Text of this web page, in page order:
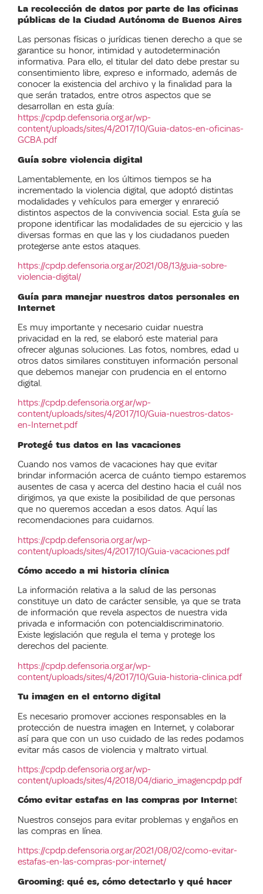
La recolección de datos por parte de las oficinas
públicas de la Ciudad Autónoma de Buenos Aires
Las personas físicas o jurídicas tienen derecho a que se
garantice su honor, intimidad y autodeterminación
informativa. Para ello, el titular del dato debe prestar su
consentimiento libre, expreso e informado, además de
conocer la existencia del archivo y la finalidad para la
que serán tratados, entre otros aspectos que se
desarrollan en esta guía:
https://cpdp.defensoria.org.ar/wp-
content/uploads/sites/4/2017/10/Guia-datos-en-oficinas-
GCBA.pdf
Guía sobre violencia digital
Lamentablemente, en los últimos tiempos se ha
incrementado la violencia digital, que adoptó distintas
modalidades y vehículos para emerger y enrareció
distintos aspectos de la convivencia social. Esta guía se
propone identificar las modalidades de su ejercicio y las
diversas formas en que las y los ciudadanos pueden
protegerse ante estos ataques.
https://cpdp.defensoria.org.ar/2021/08/13/guia-sobre-
violencia-digital/
Guía para manejar nuestros datos personales en
Internet
Es muy importante y necesario cuidar nuestra
privacidad en la red, se elaboró este material para
ofrecer algunas soluciones. Las fotos, nombres, edad u
otros datos similares constituyen información personal
que debemos manejar con prudencia en el entorno
digital.
https://cpdp.defensoria.org.ar/wp-
content/uploads/sites/4/2017/10/Guia-nuestros-datos-
en-Internet.pdf
Protegé tus datos en las vacaciones
Cuando nos vamos de vacaciones hay que evitar
brindar información acerca de cuánto tiempo estaremos
ausentes de casa y acerca del destino hacia el cuál nos
dirigimos, ya que existe la posibilidad de que personas
que no queremos accedan a esos datos. Aquí las
recomendaciones para cuidarnos.
https://cpdp.defensoria.org.ar/wp-
content/uploads/sites/4/2017/10/Guia-vacaciones.pdf
Cómo accedo a mi historia clínica
La información relativa a la salud de las personas
constituye un dato de carácter sensible, ya que se trata
de información que revela aspectos de nuestra vida
privada e información con potencialdiscriminatorio.
Existe legislación que regula el tema y protege los
derechos del paciente.
https://cpdp.defensoria.org.ar/wp-
content/uploads/sites/4/2017/10/Guia-historia-clinica.pdf
Tu imagen en el entorno digital
Es necesario promover acciones responsables en la
protección de nuestra imagen en Internet, y colaborar
así para que con un uso cuidado de las redes podamos
evitar más casos de violencia y maltrato virtual.
https://cpdp.defensoria.org.ar/wp-
content/uploads/sites/4/2018/04/diario_imagencpdp.pdf
Cómo evitar estafas en las compras por Internet
Nuestros consejos para evitar problemas y engaños en
las compras en línea.
https://cpdp.defensoria.org.ar/2021/08/02/como-evitar-
estafas-en-las-compras-por-internet/
Grooming: qué es, cómo detectarlo y qué hacer